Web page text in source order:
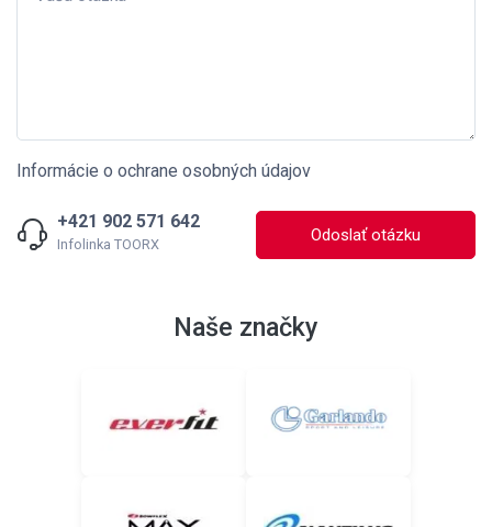
Informácie o ochrane osobných údajov
+421 902 571 642
Infolinka TOORX Odoslať otázku
Naše značky